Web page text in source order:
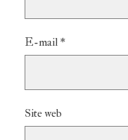
E-mail *
Site web